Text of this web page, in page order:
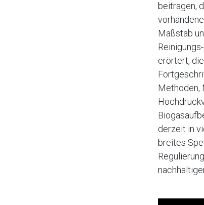
beitragen,
Maßstab
erörtert,
Methoden,
derzeit in
breites